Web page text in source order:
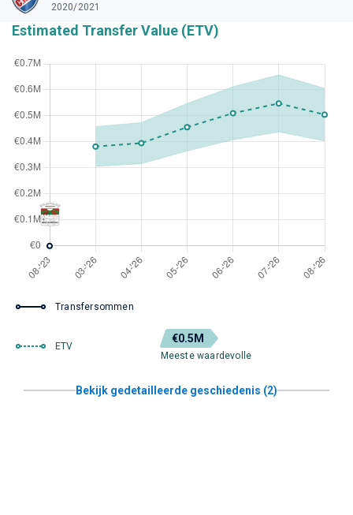
2020/2021
Estimated Transfer Value (ETV)
Transfersommen
ETV
€0.5M
Meeste waardevolle
Bekijk gedetailleerde geschiedenis (2)